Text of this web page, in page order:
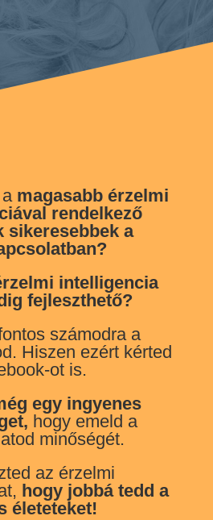
magasabb érzelmi
rendelkező
sikeresebbek a
intelligencia
fejleszthető?
számodra a
Hiszen ezért kérted
ot is.
egy ingyenes
hogy emeld a
minőségét.
az érzelmi
hogy jobbá tedd a
életeteket!